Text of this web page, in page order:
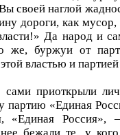
своей наглой
дороги, как
Да народ и
же, буржуи от
властью и
приоткрыли
партию «Единая
«Единая Россия»,